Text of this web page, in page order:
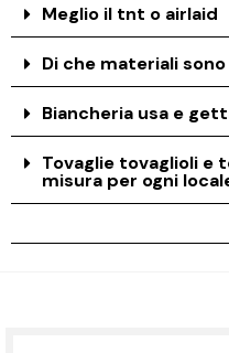
Meglio il tnt o airlaid
Di che materiali
Biancheria usa e
Tovaglie tovaglioli e
misura per ogni